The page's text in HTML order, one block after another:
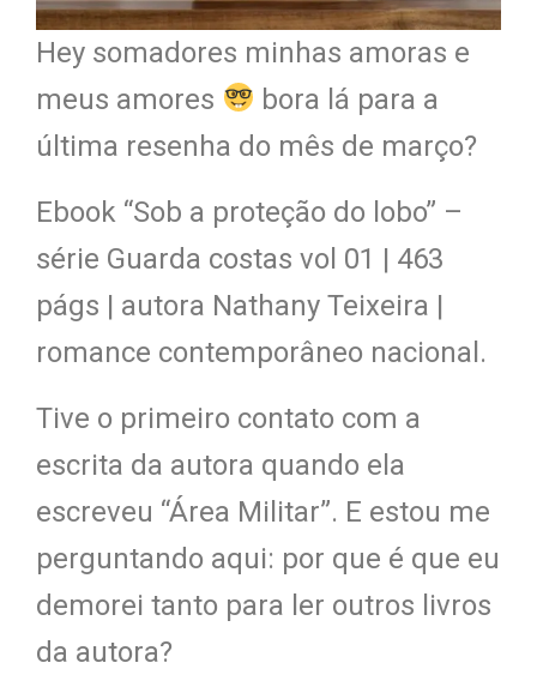
Hey somadores minhas amoras e
meus amores
bora lá para a
última resenha do mês de março?
Ebook “Sob a proteção do lobo” –
série Guarda costas vol 01 | 463
págs | autora Nathany Teixeira |
romance contemporâneo nacional.
Tive o primeiro contato com a
escrita da autora quando ela
escreveu “Área Militar”. E estou me
perguntando aqui: por que é que eu
demorei tanto para ler outros livros
da autora?